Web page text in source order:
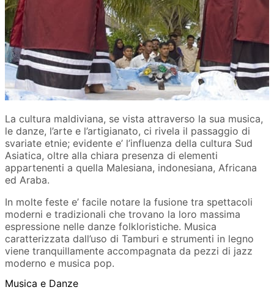
La cultura maldiviana, se vista attraverso la sua musica,
le danze, l’arte e l’artigianato, ci rivela il passaggio di
svariate etnie; evidente e’ l’influenza della cultura Sud
Asiatica, oltre alla chiara presenza di elementi
appartenenti a quella Malesiana, indonesiana, Africana
ed Araba.
In molte feste e’ facile notare la fusione tra spettacoli
moderni e tradizionali che trovano la loro massima
espressione nelle danze folkloristiche. Musica
caratterizzata dall’uso di Tamburi e strumenti in legno
viene tranquillamente accompagnata da pezzi di jazz
moderno e musica pop.
Musica e Danze